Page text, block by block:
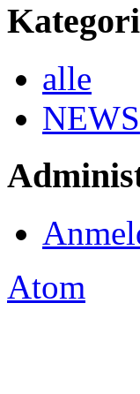
alle
NEWS
Atom